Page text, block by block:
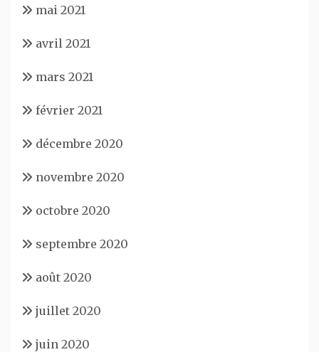
mai 2021
avril 2021
mars 2021
février 2021
décembre 2020
novembre 2020
octobre 2020
septembre 2020
août 2020
juillet 2020
juin 2020